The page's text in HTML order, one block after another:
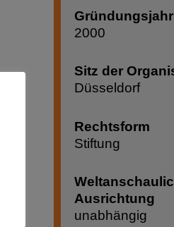
Gründungsjahr
2000
Sitz der
Düsseldorf
Rechtsform
Stiftung
Ausrichtung
unabhängig